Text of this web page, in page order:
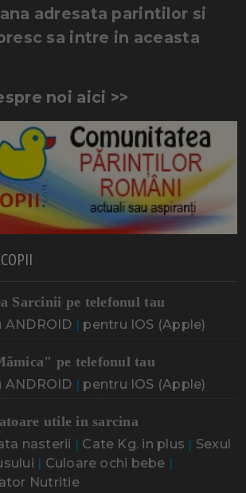
adresata parintilor si
sa intre in aceasta
noi aici >>
Sarcinii pe telefonul tau
ANDROID | pentru IOS (Apple)
pe telefonul tau
ANDROID | pentru IOS (Apple)
utile in sarcina
nasterii | Cate Kg. in plus | Sexul
| Culoare ochi bebe |
Nutritie